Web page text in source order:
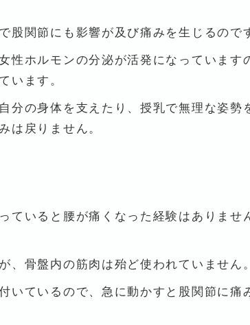
股関節にも影響が及び痛みを生じるので
性ホルモンの分泌が活発になっています
います。
分の身体を支えたり、授乳で無理な姿勢
は戻りません。
ていると腰が痛くなった経験はありませ
、骨盤内の筋肉は殆ど使われていません。
いているので、急に動かすと股関節に痛